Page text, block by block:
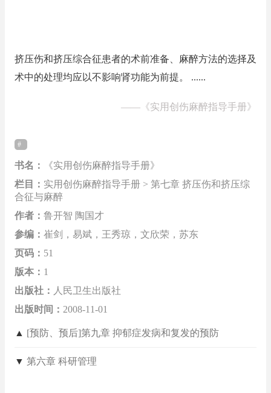
挤压伤和挤压综合征患者的术前准备、麻醉方法的选择及
术中的处理均应以不影响肾功能为前提。 ......
—— 《实用创伤麻醉指导手册》
书名：
《实用创伤麻醉指导手册》
栏目： 实用创伤麻醉指导手册 > 第七章 挤压伤和挤压综
合征与麻醉
作者： 鲁开智 陶国才
参编： 崔剑，易斌，王秀琼，文欣荣，苏东
页码： 51
版本： 1
出版社： 人民卫生出版社
出版时间： 2008-11-01
▲ [预防、预后]第九章 抑郁症发病和复发的预防
▼ 第六章 科研管理